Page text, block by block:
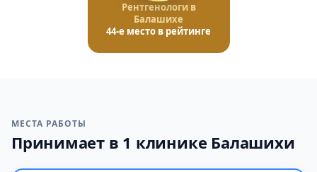
Рентгенологи в
Балашихе
44-е место в рейтинге
МЕСТА РАБОТЫ
Принимает в 1 клинике Балашихи